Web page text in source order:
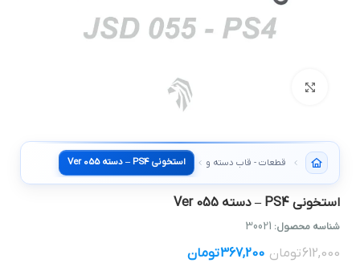
قطعات - قاب دسته و استخونياستخوني PS4 – دسته Ver 055
استخوني PS4 – دسته Ver 055
شناسه محصول: 30021
612,000تومان 367,200تومان